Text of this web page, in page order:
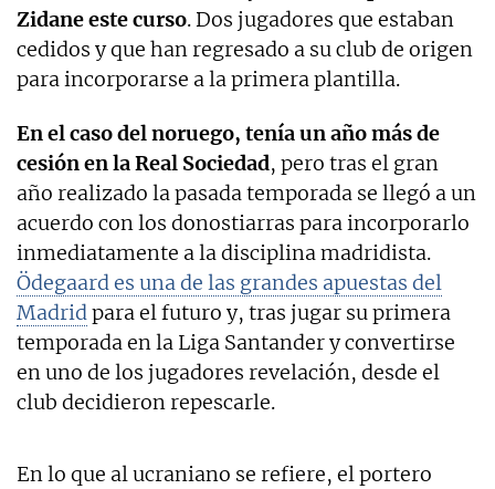
Zidane este curso. Dos jugadores que estaban
cedidos y que han regresado a su club de origen
para incorporarse a la primera plantilla.
En el caso del noruego, tenía un año más de
cesión en la Real Sociedad, pero tras el gran
año realizado la pasada temporada se llegó a un
acuerdo con los donostiarras para incorporarlo
inmediatamente a la disciplina madridista.
Ödegaard es una de las grandes apuestas del
Madridpara el futuro y, tras jugar su primera
temporada en la Liga Santander y convertirse
en uno de los jugadores revelación, desde el
club decidieron repescarle.
En lo que al ucraniano se refiere, el portero